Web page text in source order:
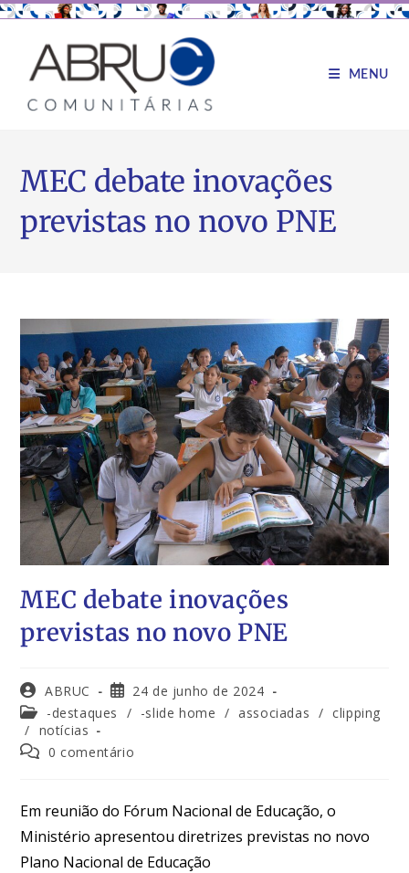
MENU
MEC debate inovações
previstas no novo PNE
MEC debate inovações
previstas no novo PNE
ABRUC
24 de junho de 2024
-destaques
/ -slide home / associadas / clipping
/ notícias
0 comentário
Em reunião do Fórum Nacional de Educação, o
Ministério apresentou diretrizes previstas no novo
Plano Nacional de Educação